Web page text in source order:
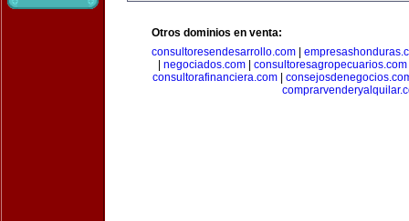
Otros dominios en venta:
consultoresendesarrollo.com
negociados.com consultoresagropecuarios.com
consultorafinanciera.com|